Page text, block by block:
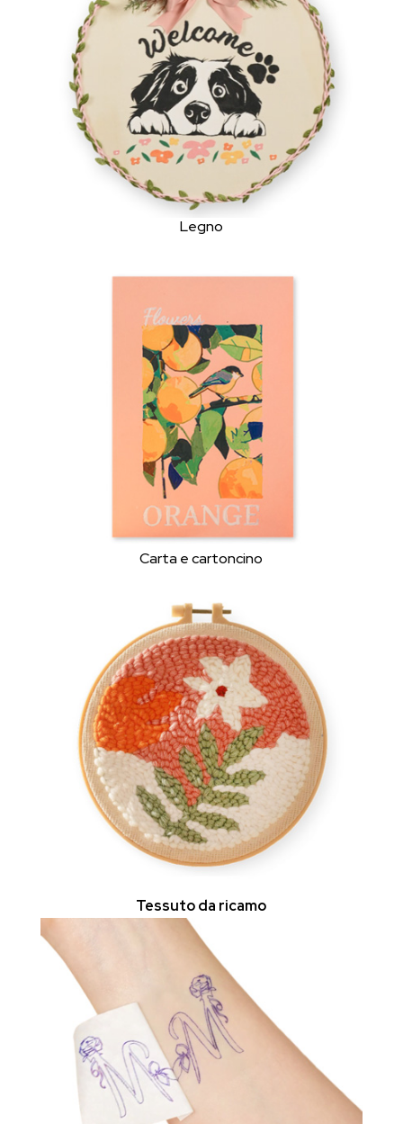
Legno
Carta e cartoncino
Tessuto da ricamo